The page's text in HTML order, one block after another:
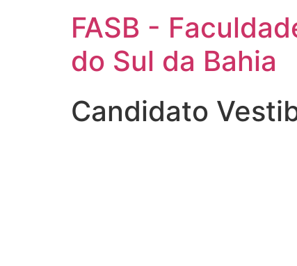
FASB -
do Sul da Bahia
Candidato